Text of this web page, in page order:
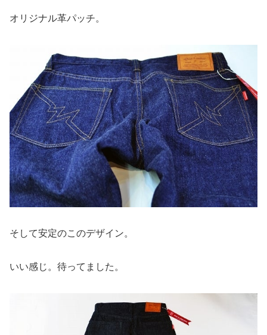
オリジナル革パッチ。
そして安定のこのデザイン。
いい感じ。待ってました。